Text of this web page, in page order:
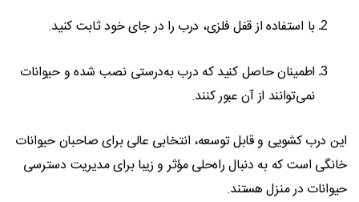
با استفاده از قفل فلزی، درب را در جای خود ثابت کنید.
اطمینان حاصل کنید که درب به‌درستی نصب شده و حیوانات
نمی‌توانند از آن عبور کنند.
این درب کشویی و قابل توسعه، انتخابی عالی برای صاحبان حیوانات
خانگی است که به دنبال راه‌حلی مؤثر و زیبا برای مدیریت دسترسی
حیوانات در منزل هستند.